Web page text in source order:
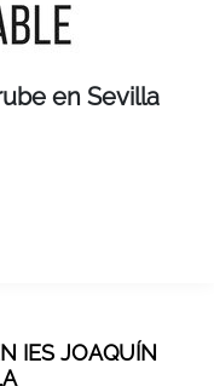
en Sevilla
IES JOAQUÍN